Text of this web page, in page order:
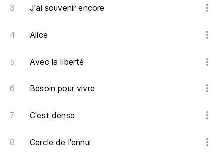
J'ai souvenir encore
Alice
Avec la liberté
Besoin pour vivre
C'est dense
Cercle de l'ennui